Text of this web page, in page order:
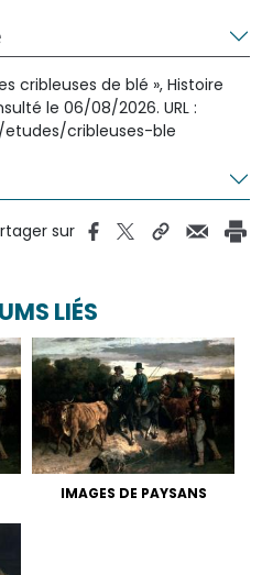
cribleuses de blé », Histoire
le 06/08/2026. URL :
cribleuses-ble
sur
LIÉS
IMAGES DE PAYSANS